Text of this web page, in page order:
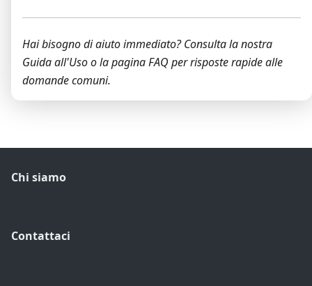
Hai bisogno di aiuto immediato? Consulta la nostra
Guida all'Uso o la pagina FAQ per risposte rapide alle
domande comuni.
Chi siamo
Contattaci